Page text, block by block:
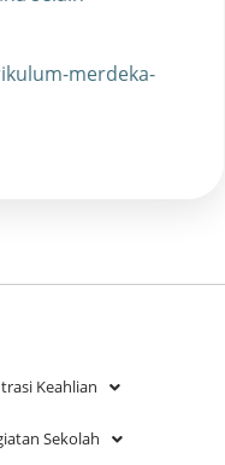
merdeka-
Keahlian
Sekolah